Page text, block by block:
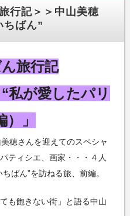
行記＞＞中山美穂
ちばん”
旅行記
私が愛したパリ
」
穂さんを迎えてのスペシャ
ティシエ、画家・・・４人
ばん”を訪ねる旅、前編。
も飽きない街」と語る中山